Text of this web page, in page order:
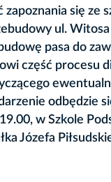
się ze
ul. Witosa
pasa do
część procesu
odbędzie
w Szkole
Józefa